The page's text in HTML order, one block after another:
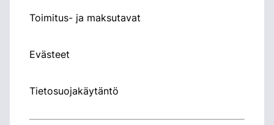
Toimitus- ja maksutavat
Evästeet
Tietosuojakäytäntö